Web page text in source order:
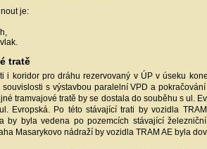
je:
tratě
i koridor pro dráhu rezervovaný v ÚP v úseku
s výstavbou paralelní VPD a
tramvajové tratě by se dostala do souběhu s ul.
Evropská. Po této stávající trati by vozidla
by byla vedena po pozemcích stávající
Masarykovo nádraží by vozidla TRAM AE byla